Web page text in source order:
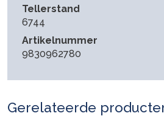
Tellerstand
6744
Artikelnummer
9830962780
Gerelateerde